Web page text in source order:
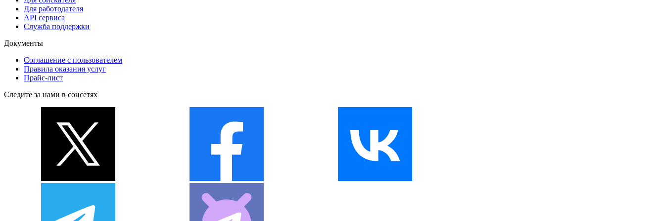
Для работодателя
API сервиса
Служба поддержки
Документы
Соглашение с пользователем
Правила оказания услуг
Прайс-лист
Следите за нами в соцсетях